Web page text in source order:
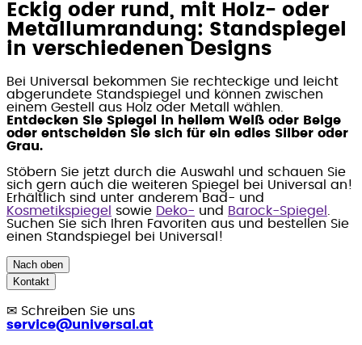
Eckig oder rund, mit Holz- oder
Metallumrandung: Standspiegel
in verschiedenen Designs
Bei Universal bekommen Sie rechteckige und leicht
abgerundete Standspiegel und können zwischen
einem Gestell aus Holz oder Metall wählen.
Entdecken Sie Spiegel in hellem Weiß oder Beige
oder entscheiden Sie sich für ein edles Silber oder
Grau.
Stöbern Sie jetzt durch die Auswahl und schauen Sie
sich gern auch die weiteren Spiegel bei Universal an!
Erhältlich sind unter anderem Bad- und
Kosmetikspiegel
sowie Deko- und Barock-Spiegel
Suchen Sie sich Ihren Favoriten aus und bestellen Sie
einen Standspiegel bei Universal!
Nach oben
Kontakt
✉ Schreiben Sie uns
service@universal.at